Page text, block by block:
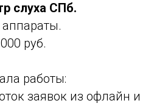
слуха СПб.
руб.
работы:
заявок из офлайн и